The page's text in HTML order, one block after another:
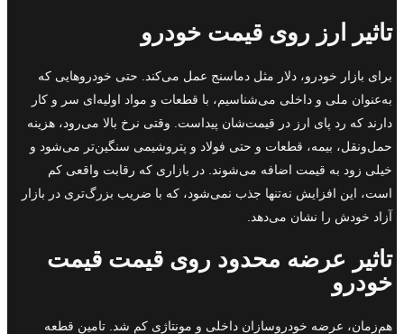
تاثیر ارز روی قیمت خودرو
برای بازار خودرو، دلار مثل دماسنج عمل می‌کند. حتی خودروهایی که
به‌عنوان ملی و داخلی می‌شناسیم، با قطعات و مواد اولیه‌ای سر و کار
دارند که رد پای ارز در قیمت‌شان پیداست. وقتی نرخ بالا می‌رود، هزینه
حمل‌ونقل، بیمه، قطعات و حتی فولاد و پتروشیمی سنگین‌تر می‌شود و
خیلی زود به قیمت اضافه می‌شوند. در بازاری که رقابت واقعی کم
است، این افزایش نه‌تنها جذب نمی‌شود، که با ضریب بزرگ‌تری در بازار
آزاد خودش را نشان می‌دهد.
تاثیر عرضه محدود روی قیمت قیمت
خودرو
هم‌زمان، عرضه خودروسازان داخلی و مونتاژی کم شد. تامین قطعه